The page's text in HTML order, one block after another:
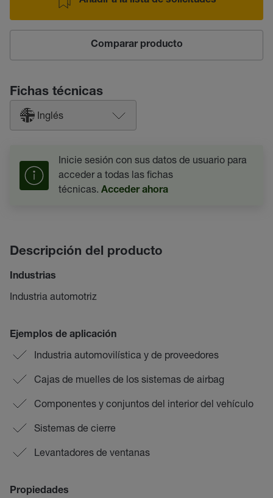
Comparar producto
Fichas técnicas
Inglés
Inicie sesión con sus datos de usuario para
acceder a todas las fichas
técnicas. Acceder ahora
Descripción del producto
Industrias
Industria automotriz
Ejemplos de aplicación
Industria automovilística y de proveedores
Cajas de muelles de los sistemas de airbag
Componentes y conjuntos del interior del vehículo
Sistemas de cierre
Levantadores de ventanas
Propiedades